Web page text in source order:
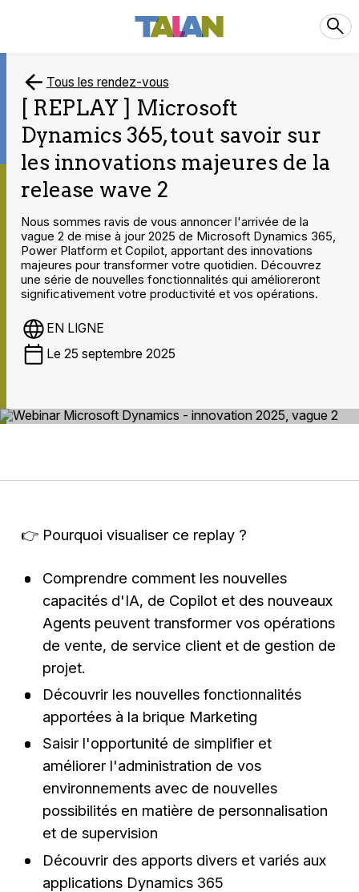
Tous les rendez-vous
[ REPLAY ] Microsoft
Dynamics 365, tout savoir sur
les innovations majeures de la
release wave 2
Nous sommes ravis de vous annoncer l'arrivée de la
vague 2 de mise à jour 2025 de Microsoft Dynamics 365,
Power Platform et Copilot, apportant des innovations
majeures pour transformer votre quotidien. Découvrez
une série de nouvelles fonctionnalités qui amélioreront
significativement votre productivité et vos opérations.
EN LIGNE
Le 25 septembre 2025
👉 Pourquoi visualiser ce replay ?
Comprendre comment les nouvelles
capacités d'IA, de Copilot et des nouveaux
Agents peuvent transformer vos opérations
de vente, de service client et de gestion de
projet.
Découvrir les nouvelles fonctionnalités
apportées à la brique Marketing
Saisir l'opportunité de simplifier et
améliorer l'administration de vos
environnements avec de nouvelles
possibilités en matière de personnalisation
et de supervision
Découvrir des apports divers et variés aux
applications Dynamics 365